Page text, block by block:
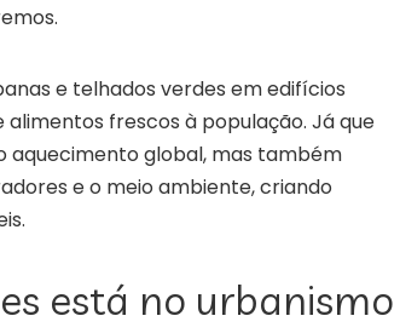
e telhados verdes em edifícios
frescos à população. Já que
aquecimento global, mas também
e o meio ambiente, criando
está no urbanismo